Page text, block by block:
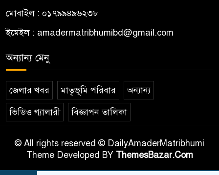
মোবাইল : ০১৭৯৯৪৯৬২৩৮
ইমেইল : amadermatribhumibd@gmail.com
অন্যান্য মেনু
জেলার খবর মাতৃভূমি পরিবার অন্যান্য
ভিডিও গ্যালারী বিজ্ঞাপন তালিকা
© All rights reserved © DailyAmaderMatribhumi
Theme Developed BY ThemesBazar.Com